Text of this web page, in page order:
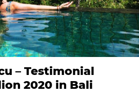
– Testimonial
2020 in Bali